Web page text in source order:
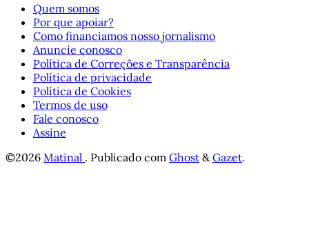
Quem somos
Por que apoiar?
Como financiamos nosso jornalismo
Anuncie conosco
Política de Correções e Transparência
Política de privacidade
Política de Cookies
Termos de uso
Fale conosco
Assine
©2026 Matinal . Publicado com Ghost & Gazet.